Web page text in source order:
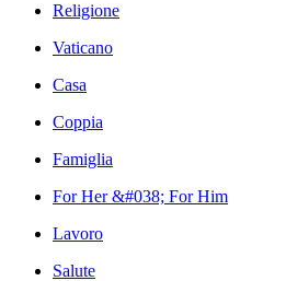
Religione
Vaticano
Casa
Coppia
Famiglia
For Her &#038; For Him
Lavoro
Salute